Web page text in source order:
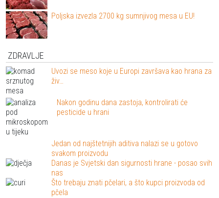
Poljska izvezla 2700 kg sumnjivog mesa u EU!
ZDRAVLJE
Uvozi se meso koje u Europi završava kao hrana za
živ…
Nakon godinu dana zastoja, kontrolirati će
pesticide u hrani
Jedan od najštetnijih aditiva nalazi se u gotovo
svakom proizvodu
Danas je Svjetski dan sigurnosti hrane - posao svih
nas
Što trebaju znati pčelari, a što kupci proizvoda od
pčela